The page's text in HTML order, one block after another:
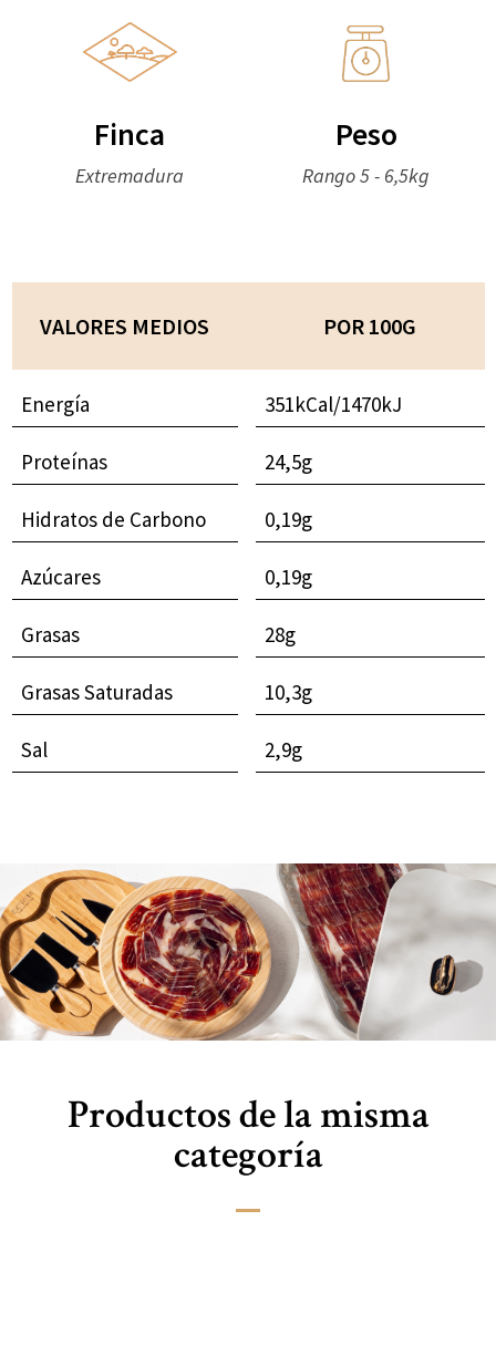
Finca
Extremadura
Peso
Rango 5 - 6,5kg
VALORES MEDIOS POR 100G
Energía 351kCal/1470kJ
Proteínas 24,5g
Hidratos de Carbono 0,19g
Azúcares 0,19g
Grasas 28g
Grasas Saturadas 10,3g
Sal 2,9g
Productos de la misma
categoría